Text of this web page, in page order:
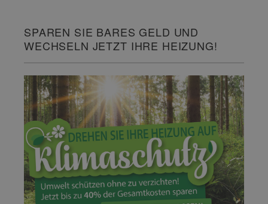
SPAREN SIE BARES GELD UND
WECHSELN JETZT IHRE HEIZUNG!